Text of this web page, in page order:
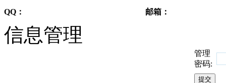
QQ：
邮箱：
信息管理
管理
密码: